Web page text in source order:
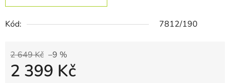
Kód: 7812/190
2 649 Kč –9 %
2 399 Kč